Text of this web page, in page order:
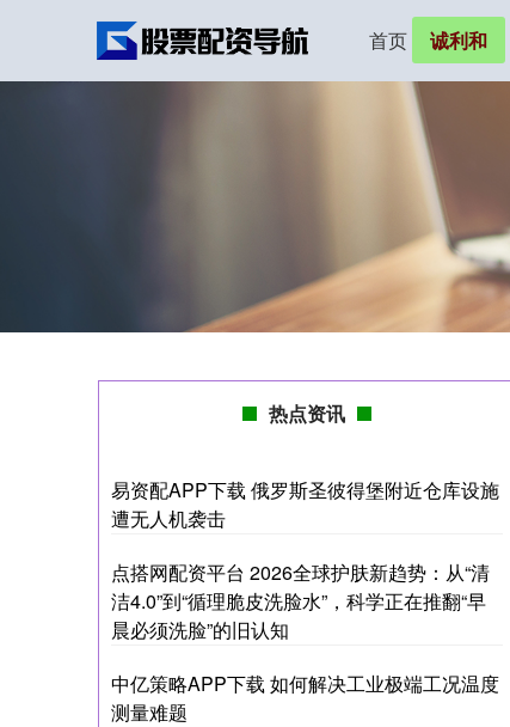
首页 诚利和
热点资讯
易资配APP下载 俄罗斯圣彼得堡附近仓库设施
遭无人机袭击
点搭网配资平台 2026全球护肤新趋势：从“清
洁4.0”到“循理脆皮洗脸水”，科学正在推翻“早
晨必须洗脸”的旧认知
中亿策略APP下载 如何解决工业极端工况温度
测量难题